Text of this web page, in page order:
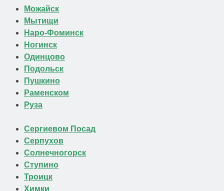
Можайск
Мытищи
Наро-Фоминск
Ногинск
Одинцово
Подольск
Пушкино
Раменском
Руза
Сергиевом Посад
Серпухов
Солнечногорск
Ступино
Троицк
Химки